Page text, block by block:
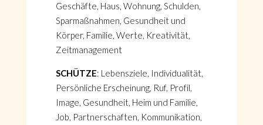
Geschäfte, Haus, Wohnung, Schulden,
Sparmaßnahmen, Gesundheit und
Körper, Familie, Werte, Kreativität,
Zeitmanagement
SCHÜTZE: Lebensziele, Individualität,
Persönliche Erscheinung, Ruf, Profil,
Image, Gesundheit, Heim und Familie,
Job, Partnerschaften, Kommunikation,